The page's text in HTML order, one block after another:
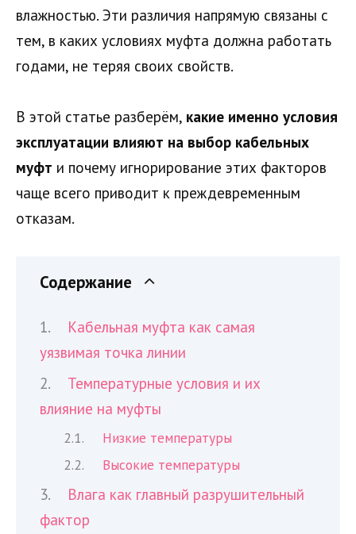
влажностью. Эти различия напрямую связаны с
тем, в каких условиях муфта должна работать
годами, не теряя своих свойств.
В этой статье разберём, какие именно условия
эксплуатации влияют на выбор кабельных
муфт и почему игнорирование этих факторов
чаще всего приводит к преждевременным
отказам.
Содержание
Кабельная муфта как самая
уязвимая точка линии
Температурные условия и их
влияние на муфты
Низкие температуры
Высокие температуры
Влага как главный разрушительный
фактор